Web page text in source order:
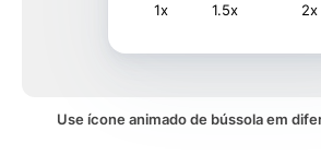
1x 1.5x 2x
Use ícone animado de bússola em